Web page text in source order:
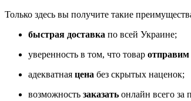
Только здесь вы получите такие
быстрая доставка по всей Украине;
уверенность в том, что товар отправим
адекватная цена без скрытых наценок;
возможность заказать онлайн всего за